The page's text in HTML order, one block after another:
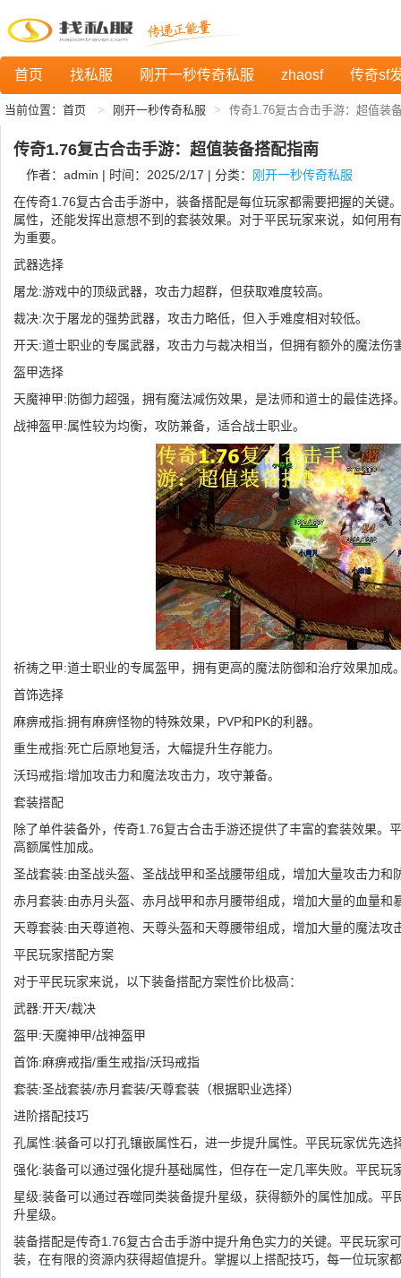
首页 找私服 刚开一秒传奇私服 zhaosf 传奇sf
当前位置： 首页 刚开一秒传奇私服 传奇1.76复古合击手游：超值装
传奇1.76复古合击手游：超值装备搭配指南
作者：admin | 时间：2025/2/17 | 分类：
刚开一秒传奇私服
在传奇1.76复古合击手游中，装备搭配是每位玩家都需要把握的关键
属性，还能发挥出意想不到的套装效果。对于平民玩家来说，如何用
为重要。
武器选择
屠龙:游戏中的顶级武器，攻击力超群，但获取难度较高。
裁决:次于屠龙的强势武器，攻击力略低，但入手难度相对较低。
开天:道士职业的专属武器，攻击力与裁决相当，但拥有额外的魔法伤
盔甲选择
天魔神甲:防御力超强，拥有魔法减伤效果，是法师和道士的最佳选择
战神盔甲:属性较为均衡，攻防兼备，适合战士职业。
祈祷之甲:道士职业的专属盔甲，拥有更高的魔法防御和治疗效果加成
首饰选择
麻痹戒指:拥有麻痹怪物的特殊效果，PVP和PK的利器。
重生戒指:死亡后原地复活，大幅提升生存能力。
沃玛戒指:增加攻击力和魔法攻击力，攻守兼备。
套装搭配
除了单件装备外，传奇1.76复古合击手游还提供了丰富的套装效果。
高额属性加成。
圣战套装:由圣战头盔、圣战战甲和圣战腰带组成，增加大量攻击力和
赤月套装:由赤月头盔、赤月战甲和赤月腰带组成，增加大量的血量和
天尊套装:由天尊道袍、天尊头盔和天尊腰带组成，增加大量的魔法攻
平民玩家搭配方案
对于平民玩家来说，以下装备搭配方案性价比极高：
武器:开天/裁决
盔甲:天魔神甲/战神盔甲
首饰:麻痹戒指/重生戒指/沃玛戒指
套装:圣战套装/赤月套装/天尊套装（根据职业选择）
进阶搭配技巧
孔属性:装备可以打孔镶嵌属性石，进一步提升属性。平民玩家优先选
强化:装备可以通过强化提升基础属性，但存在一定几率失败。平民玩
星级:装备可以通过吞噬同类装备提升星级，获得额外的属性加成。平
升星级。
装备搭配是传奇1.76复古合击手游中提升角色实力的关键。平民玩家
装，在有限的资源内获得超值提升。掌握以上搭配技巧，每一位玩家